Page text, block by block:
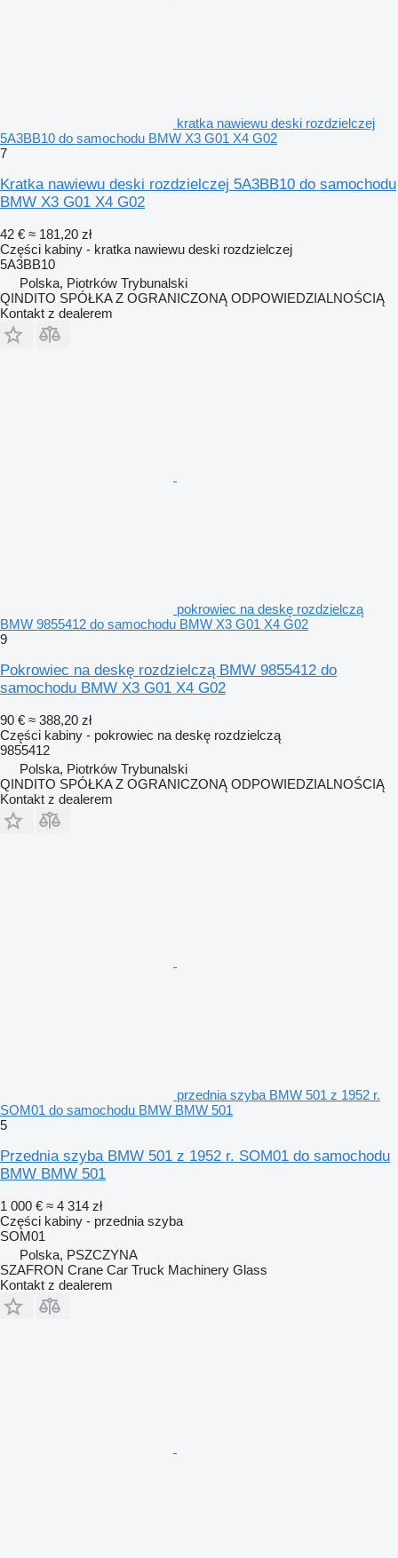
kratka nawiewu deski rozdzielczej
5A3BB10 do samochodu BMW X3 G01 X4 G02
7
Kratka nawiewu deski rozdzielczej 5A3BB10 do samochodu
BMW X3 G01 X4 G02
42 € ≈ 181,20 zł
Części kabiny - kratka nawiewu deski rozdzielczej
5A3BB10
Polska, Piotrków Trybunalski
QINDITO SPÓŁKA Z OGRANICZONĄ ODPOWIEDZIALNOŚCIĄ
Kontakt z dealerem
pokrowiec na deskę rozdzielczą
BMW 9855412 do samochodu BMW X3 G01 X4 G02
9
Pokrowiec na deskę rozdzielczą BMW 9855412 do
samochodu BMW X3 G01 X4 G02
90 € ≈ 388,20 zł
Części kabiny - pokrowiec na deskę rozdzielczą
9855412
Polska, Piotrków Trybunalski
QINDITO SPÓŁKA Z OGRANICZONĄ ODPOWIEDZIALNOŚCIĄ
Kontakt z dealerem
przednia szyba BMW 501 z 1952 r.
SOM01 do samochodu BMW BMW 501
5
Przednia szyba BMW 501 z 1952 r. SOM01 do samochodu
BMW BMW 501
1 000 € ≈ 4 314 zł
Części kabiny - przednia szyba
SOM01
Polska, PSZCZYNA
SZAFRON Crane Car Truck Machinery Glass
Kontakt z dealerem